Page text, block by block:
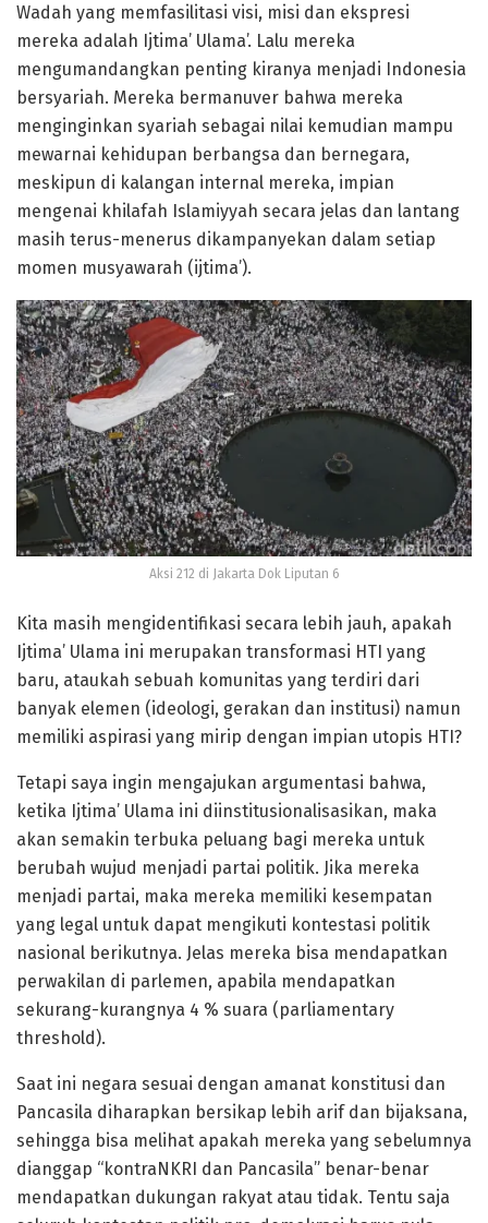
Wadah yang memfasilitasi visi, misi dan ekspresi
mereka adalah Ijtima’ Ulama’. Lalu mereka
mengumandangkan penting kiranya menjadi Indonesia
bersyariah. Mereka bermanuver bahwa mereka
menginginkan syariah sebagai nilai kemudian mampu
mewarnai kehidupan berbangsa dan bernegara,
meskipun di kalangan internal mereka, impian
mengenai khilafah Islamiyyah secara jelas dan lantang
masih terus-menerus dikampanyekan dalam setiap
momen musyawarah (ijtima’).
Aksi 212 di Jakarta Dok Liputan 6
Kita masih mengidentifikasi secara lebih jauh, apakah
Ijtima’ Ulama ini merupakan transformasi HTI yang
baru, ataukah sebuah komunitas yang terdiri dari
banyak elemen (ideologi, gerakan dan institusi) namun
memiliki aspirasi yang mirip dengan impian utopis HTI?
Tetapi saya ingin mengajukan argumentasi bahwa,
ketika Ijtima’ Ulama ini diinstitusionalisasikan, maka
akan semakin terbuka peluang bagi mereka untuk
berubah wujud menjadi partai politik. Jika mereka
menjadi partai, maka mereka memiliki kesempatan
yang legal untuk dapat mengikuti kontestasi politik
nasional berikutnya. Jelas mereka bisa mendapatkan
perwakilan di parlemen, apabila mendapatkan
sekurang-kurangnya 4 % suara (parliamentary
threshold).
Saat ini negara sesuai dengan amanat konstitusi dan
Pancasila diharapkan bersikap lebih arif dan bijaksana,
sehingga bisa melihat apakah mereka yang sebelumnya
dianggap “kontraNKRI dan Pancasila” benar-benar
mendapatkan dukungan rakyat atau tidak. Tentu saja